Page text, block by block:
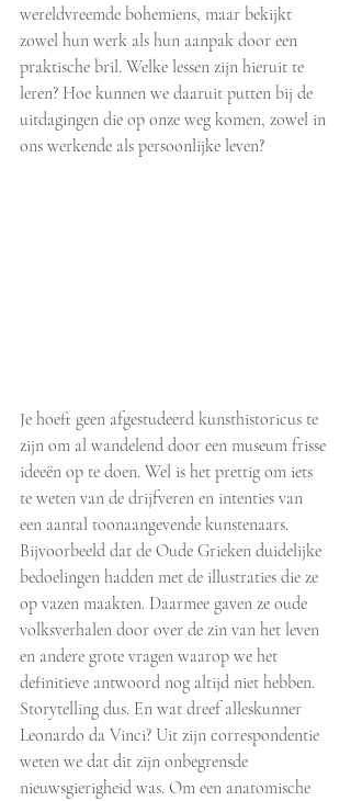
wereldvreemde bohemiens, maar bekijkt
zowel hun werk als hun aanpak door een
praktische bril. Welke lessen zijn hieruit te
leren? Hoe kunnen we daaruit putten bij de
uitdagingen die op onze weg komen, zowel in
ons werkende als persoonlijke leven?
​​Je hoeft geen afgestudeerd kunsthistoricus te
zijn om al wandelend door een museum frisse
ideeën op te doen. Wel is het prettig om iets
te weten van de drijfveren en intenties van
een aantal toonaangevende kunstenaars.
Bijvoorbeeld dat de Oude Grieken duidelijke
bedoelingen hadden met de illustraties die ze
op vazen maakten. Daarmee gaven ze oude
volksverhalen door over de zin van het leven
en andere grote vragen waarop we het
definitieve antwoord nog altijd niet hebben.
Storytelling dus. En wat dreef alleskunner
Leonardo da Vinci? Uit zijn correspondentie
weten we dat dit zijn onbegrensde
nieuwsgierigheid was. Om een anatomische